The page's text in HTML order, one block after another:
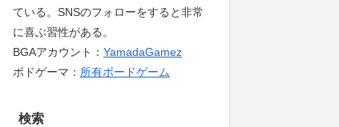
ている。SNSのフォローをすると非常
に喜ぶ習性がある。
BGAアカウント： YamadaGamez
ボドゲーマ： 所有ボードゲーム
検索